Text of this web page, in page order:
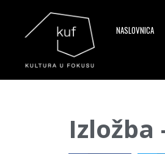
NASLOVNICA
Izložba